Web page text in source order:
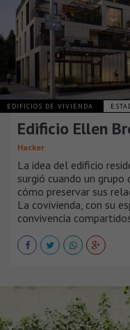
EDIFICIOS DE VIVIENDA
Edificio Ellen
Hacker
La idea del edificio
surgió cuando un
cómo preservar sus
La covivienda, con su
convivencia